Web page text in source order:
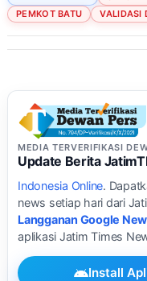
PEMKOT BATU
VALIDASI
MEDIA TERVERIFIKASI
Update Berita
Indonesia Online.
news setiap hari dari
Langganan Google
aplikasi Jatim Times
Install